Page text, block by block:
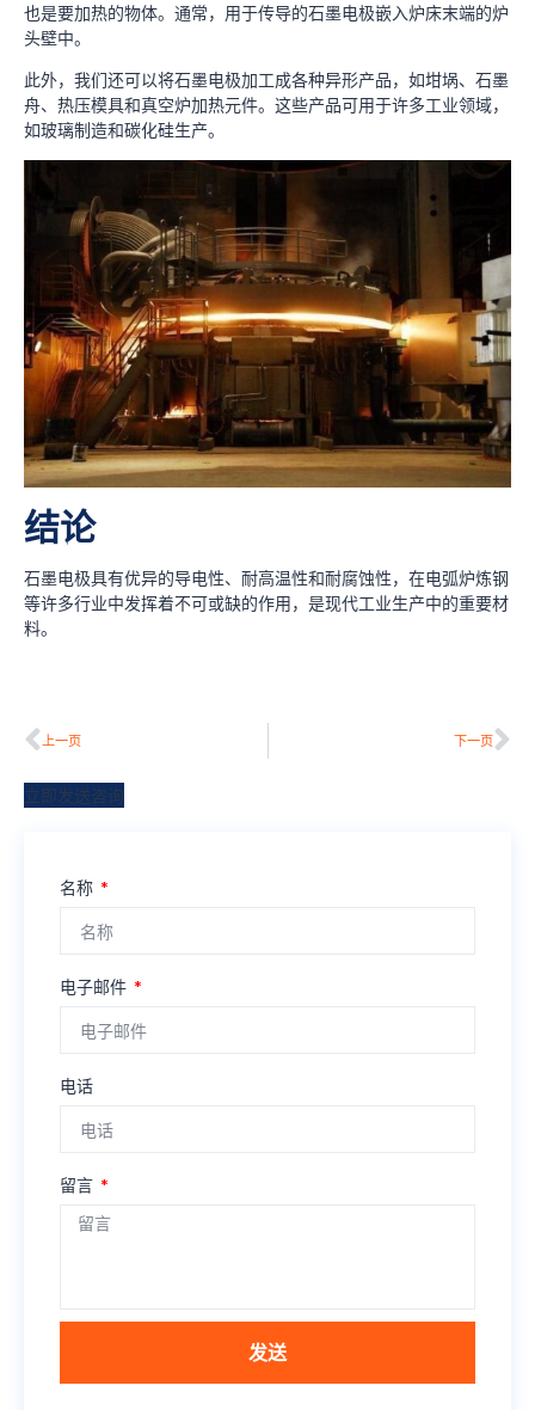
也是要加热的物体。通常，用于传导的石墨电极嵌入炉床末端的炉
头壁中。
此外，我们还可以将石墨电极加工成各种异形产品，如坩埚、石墨
舟、热压模具和真空炉加热元件。这些产品可用于许多工业领域，
如玻璃制造和碳化硅生产。
结论
石墨电极具有优异的导电性、耐高温性和耐腐蚀性，在电弧炉炼钢
等许多行业中发挥着不可或缺的作用，是现代工业生产中的重要材
料。
上一页 下一页
立即发送咨询
名称
电子邮件
电话
留言
发送